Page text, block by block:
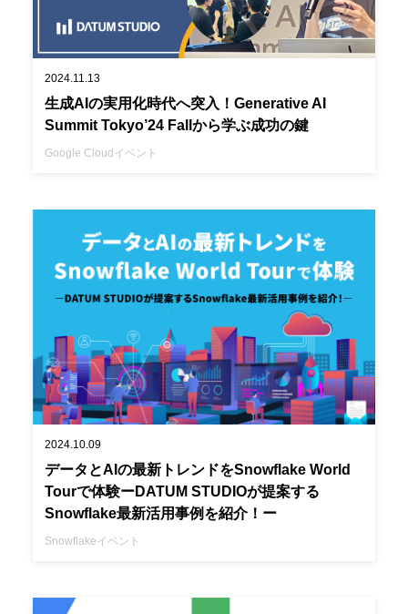
2024.11.13
生成AIの実用化時代へ突入！Generative AI
Summit Tokyo’24 Fallから学ぶ成功の鍵
Google Cloud イベント
2024.10.09
データとAIの最新トレンドをSnowflake World
Tourで体験ーDATUM STUDIOが提案する
Snowflake最新活用事例を紹介！ー
Snowflakeイベント